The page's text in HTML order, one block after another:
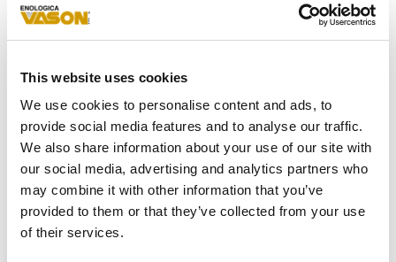
This website uses cookies
We use cookies to personalise content and ads, to
provide social media features and to analyse our traffic.
We also share information about your use of our site with
our social media, advertising and analytics partners who
may combine it with other information that you’ve
provided to them or that they’ve collected from your use
of their services.
E-
MAIL*
SUITE AUXINFORMATIONS REÇUES, JE DONNE MON
ACCORD AU TRAITEMENT DE MES DONNÉES
PERSONNELLES.
JE DONNE MON AUTORISATION POUR RECEVOIR VOTRE